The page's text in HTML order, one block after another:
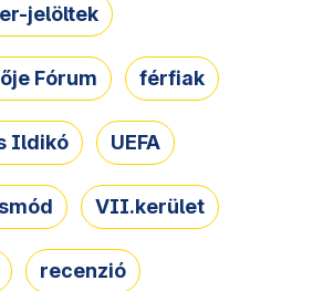
jelöltek
Fórum férfiak
Ildikó UEFA
VII.kerület
recenzió